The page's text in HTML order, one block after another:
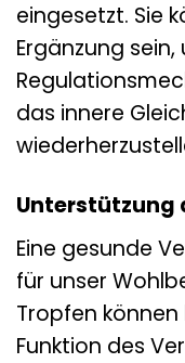
eingesetzt. Sie
Ergänzung
das innere
Unterstützung
Eine gesunde
für unser
Tropfen
Funktion des